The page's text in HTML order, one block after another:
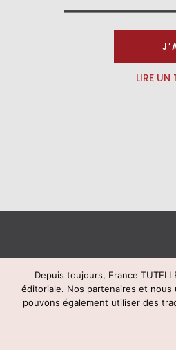
LIRE
Depuis toujours, France
éditoriale. Nos partenaires et
pouvons également utiliser des